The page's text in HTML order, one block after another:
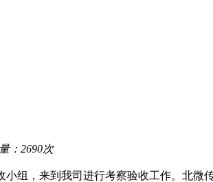
：2690次
组，来到我司进行考察验收工作。北